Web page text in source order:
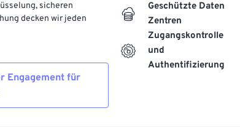
sicheren
decken wir jeden
Engagement für
Geschützte Daten
Zentren
Zugangskontrolle
und
Authentifizierung